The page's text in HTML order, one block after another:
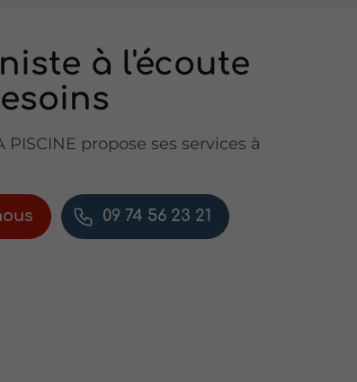
à l'écoute
PISCINE propose ses services à
09 74 56 23 21